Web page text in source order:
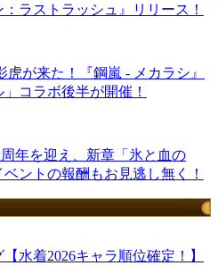
ラストラッシュ』リリース！
虎が来た！『鋼嵐 - メカラシ』
コラボ後半が開催！
年を迎え、新章「氷と血の
ントの報酬もお見逃し無く！
水着2026キャラ順位確定！】